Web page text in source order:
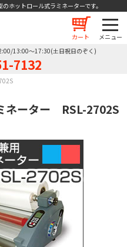
ホットロール式ラミネーターです。
カート
13:00～17:30(土日祝日のぞく)
7132
ネーター RSL-2702S